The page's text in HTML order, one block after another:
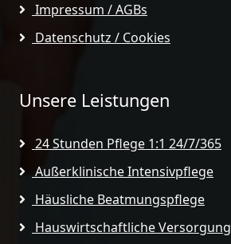
Impressum / AGBs
Datenschutz / Cookies
Unsere Leistungen
24 Stunden Pflege 1:1 24/7/365
Außerklinische Intensivpflege
Häusliche Beatmungspflege
Hauswirtschaftliche Versorgung